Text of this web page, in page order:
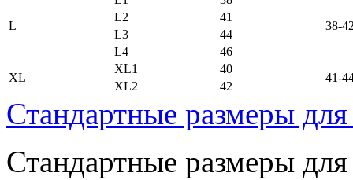
L
38-
L2
41
L3
44
L4
46
XL
XL1 40
41-
XL2 42
Стандартные размеры
Стандартные размеры